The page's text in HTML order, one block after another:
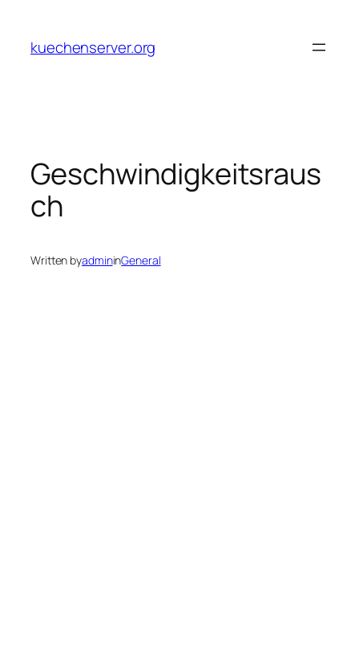
content
kuechenserver.org
Geschwindigkeitsraus
ch
Written byadmininGeneral